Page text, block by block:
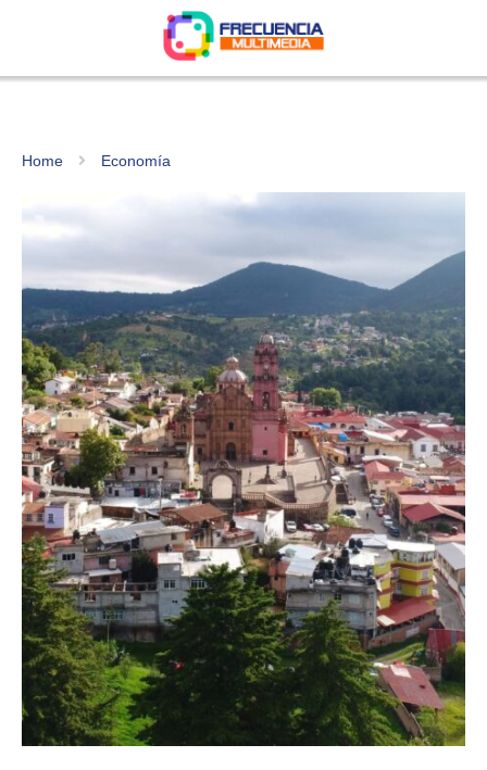
Home Economía